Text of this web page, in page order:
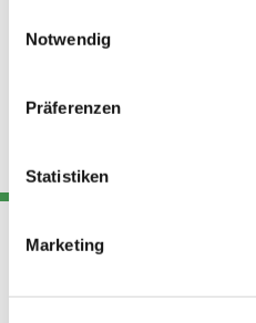
Notwendig
Präferenzen
Statistiken
Marketing
Adresse